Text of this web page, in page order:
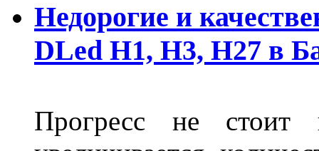
Недорогие и
DLed Н1, Н3, Н27 в
Прогресс не